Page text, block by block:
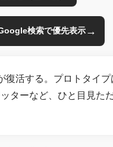
検索で優先表示→
活する。プロトタイ
ターなど、ひと目見た